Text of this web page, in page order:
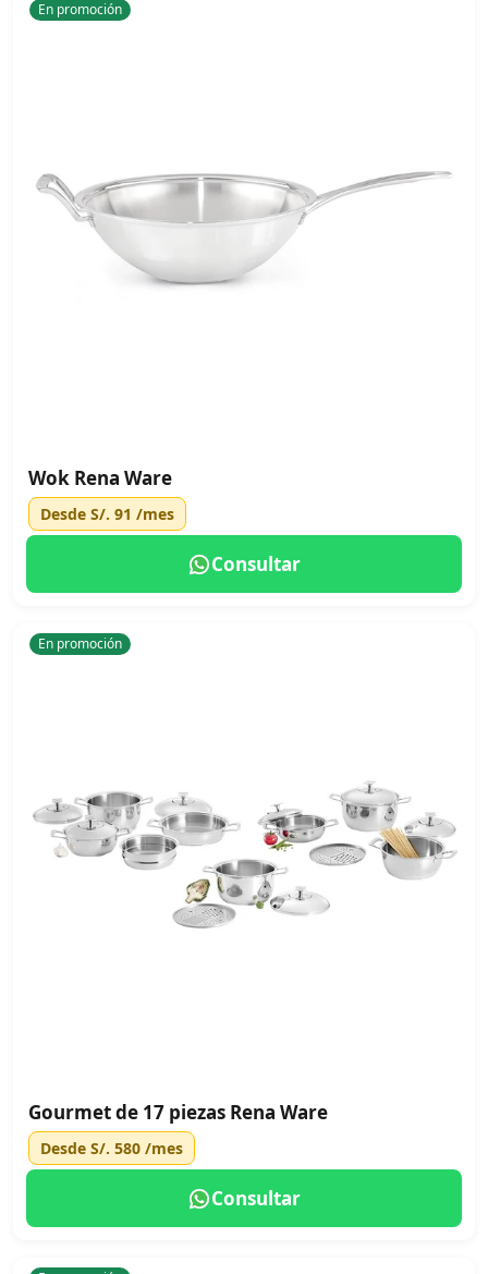
En promoción
Wok Rena Ware
Desde S/. 91 /mes
Consultar
En promoción
Gourmet de 17 piezas Rena Ware
Desde S/. 580 /mes
Consultar